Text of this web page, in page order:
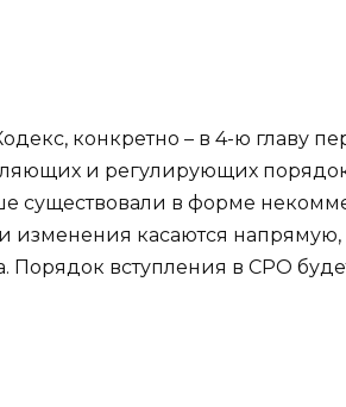
конкретно – в 4-ю главу
и регулирующих
существовали в форме
изменения касаются напрямую,
Порядок вступления в СРО